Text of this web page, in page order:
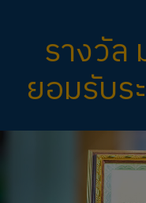
รางวัล
ยอมรับร